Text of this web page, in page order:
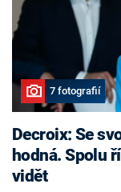
7 fotografií
Decroix: Se
hodná. Spolu
vidět